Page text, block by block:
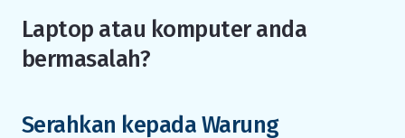
Laptop atau komputer anda
bermasalah?
Serahkan kepada Warung